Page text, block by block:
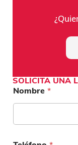
SOLICITA UNA
Nombre *